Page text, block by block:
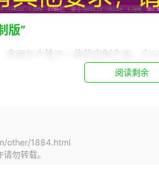
版”
实用与个性于一体的定制产品。
灵魂。每一件产品都是根据客户的
阅读剩余
other/1884.html
勿转载。